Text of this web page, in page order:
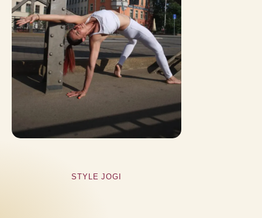
STYLE JOGI